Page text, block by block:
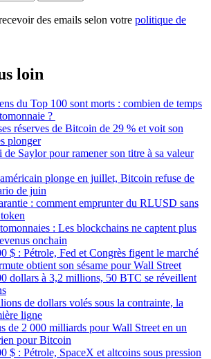
des emails selon votre politique de
loin
du Top 100 sont morts : combien de temps
?
réserves de Bitcoin de 29 % et voit son
plonger
Saylor pour ramener son titre à sa valeur
plonge en juillet, Bitcoin refuse de
de juin
: comment emprunter du RLUSD sans
: Les blockchains ne captent plus
onchain
$ : Pétrole, Fed et Congrès figent le marché
obtient son sésame pour Wall Street
dollars à 3,2 millions, 50 BTC se réveillent
de dollars volés sous la contrainte, la
ligne
de 2 000 milliards pour Wall Street en un
pour Bitcoin
$ : Pétrole, SpaceX et altcoins sous pression